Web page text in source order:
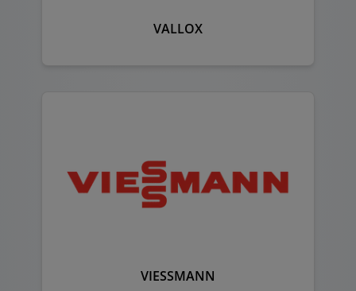
VALLOX
VIESSMANN